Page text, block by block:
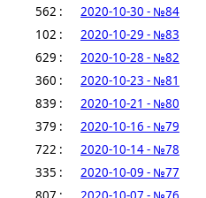
562 :
2020-10-30 - №84
102 :
2020-10-29 - №83
629 :
2020-10-28 - №82
360 :
2020-10-23 - №81
839 :
2020-10-21 - №80
379 :
2020-10-16 - №79
722 :
2020-10-14 - №78
335 :
2020-10-09 - №77